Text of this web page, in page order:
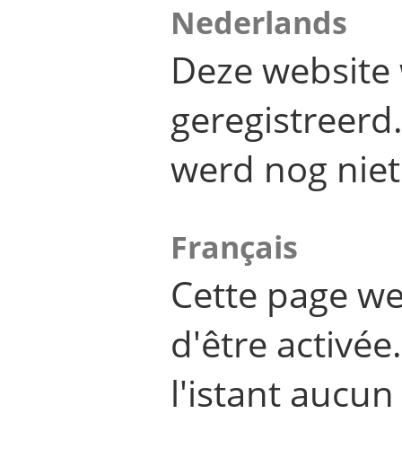
Nederlands
Deze
werd nog
Français
Cette page
d'être
l'istant